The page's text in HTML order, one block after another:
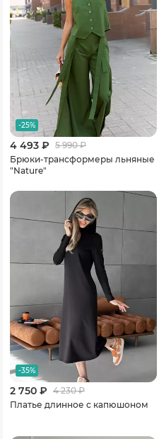
-25%
4 493 ₽ 5 990₽
Брюки-трансформеры льняные
"Nature"
-35%
2 750 ₽ 4 230₽
Платье длинное с капюшоном